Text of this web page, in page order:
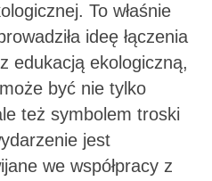
To właśnie
ideę łączenia
edukacją ekologiczną,
być nie tylko
też symbolem troski
jest
we współpracy z